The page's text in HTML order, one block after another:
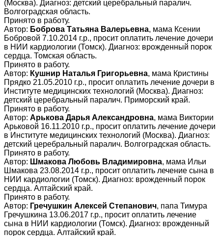
(Москва). Диагноз: детский церебральный паралич.
Волгоградская область.
Принято в работу.
Автор: Боброва Татьяна Валерьевна, мама Ксении
Бобровой 7.10.2014 г.р., просит оплатить лечение дочери
в НИИ кардиологии (Томск). Диагноз: врожденный порок
сердца. Томская область.
Принято в работу.
Автор: Кушнир Наталья Григорьевна, мама Кристины
Прядко 21.05.2010 г.р., просит оплатить лечение дочери в
Институте медицинских технологий (Москва). Диагноз:
детский церебральный паралич. Приморский край.
Принято в работу.
Автор: Арькова Дарья Александровна, мама Виктории
Арьковой 16.11.2010 г.р., просит оплатить лечение дочери
в Институте медицинских технологий (Москва). Диагноз:
детский церебральный паралич. Волгоградская область.
Принято в работу.
Автор: Шмакова Любовь Владимировна, мама Ильи
Шмакова 23.08.2014 г.р., просит оплатить лечение сына в
НИИ кардиологии (Томск). Диагноз: врожденный порок
сердца. Алтайский край.
Принято в работу.
Автор: Гречушкин Алексей Степанович, папа Тимура
Гречушкина 13.06.2017 г.р., просит оплатить лечение
сына в НИИ кардиологии (Томск). Диагноз: врожденный
порок сердца. Алтайский край.